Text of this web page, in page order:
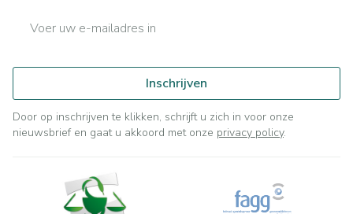
Inschrijven
Door op inschrijven te klikken, schrijft u zich in voor onze
nieuwsbrief en gaat u akkoord met onze privacy policy.